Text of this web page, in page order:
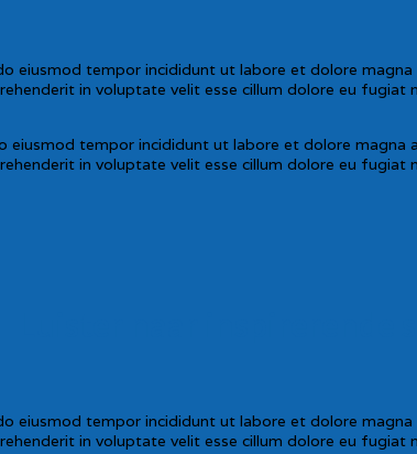
eiusmod tempor incididunt ut labore et dolore
in voluptate velit esse cillum dolore eu
tempor incididunt ut labore et dolore
in voluptate velit esse cillum dolore eu
eiusmod tempor incididunt ut labore et dolore
in voluptate velit esse cillum dolore eu